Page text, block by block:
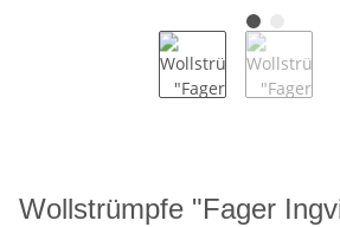
Wollstrümpfe "Fager